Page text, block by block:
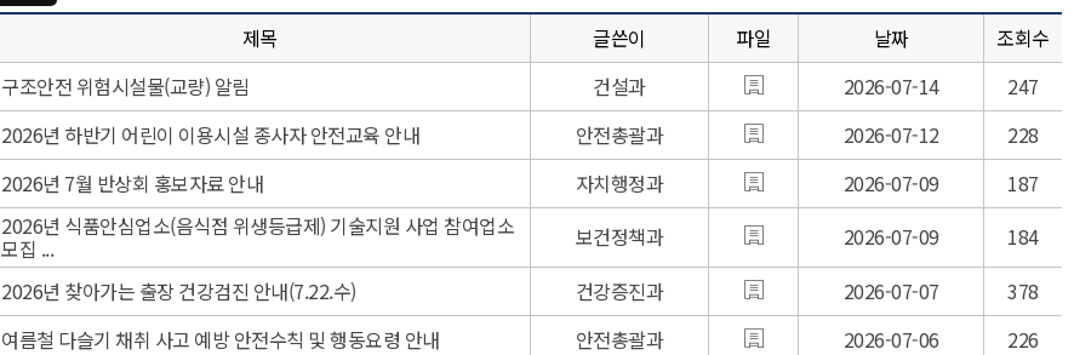
제목 글쓴이 파일 날짜
조회수
구조안전 위험시설물(교량) 알림 건설과 2026-07-14
247
2026년 하반기 어린이 이용시설 종사자 안전교육 안내 안전총괄과 2026-07-12
228
2026년 7월 반상회 홍보자료 안내 자치행정과 2026-07-09
187
2026년 식품안심업소(음식점 위생등급제) 기술지원 사업 참여업소
모집 ... 보건정책과 2026-07-09
184
2026년 찾아가는 출장 건강검진 안내(7.22.수) 건강증진과 2026-07-07
378
여름철 다슬기 채취 사고 예방 안전수칙 및 행동요령 안내 안전총괄과 2026-07-06
226